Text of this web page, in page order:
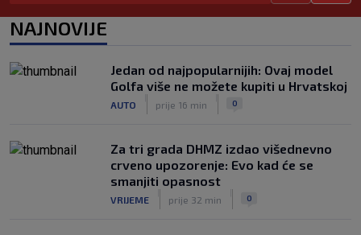
Objavljeno koje su države uz Infantina,
SK 7. kol.
Kustošija želi ekspresno u SHNL! Bara
službeno doveo pojačanje iz Schalkea
NAJNOVIJE
Jedan od najpopularnijih: Ovaj model
Golfa više ne možete kupiti u Hrvatskoj
AUTO prije 16 min 0
Za tri grada DHMZ izdao višednevno
crveno upozorenje: Evo kad će se
smanjiti opasnost
VRIJEME prije 32 min 0